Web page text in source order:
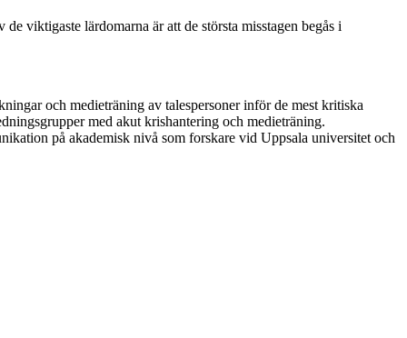
viktigaste lärdomarna är att de största misstagen begås i
och medieträning av talespersoner inför de mest kritiska
med akut krishantering och medieträning.
på akademisk nivå som forskare vid Uppsala universitet och